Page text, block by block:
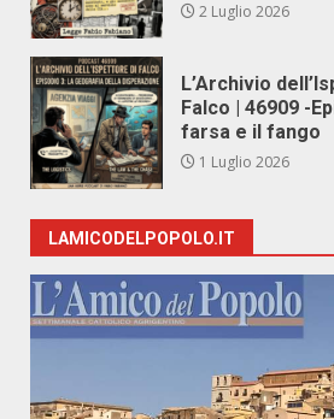
2 Luglio 2026
L’Archivio
Falco | 46909 -
farsa e il fango
1 Luglio 2026
LAMICODELPOPOLO.IT